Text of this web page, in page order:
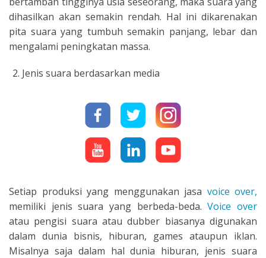
dihasilkan akan semakin rendah. Hal ini dikarenakan
pita suara yang tumbuh semakin panjang, lebar dan
mengalami peningkatan massa.
Jenis suara berdasarkan media
Setiap produksi yang menggunakan jasa voice over,
memiliki jenis suara yang berbeda-beda.Voice over
atau pengisi suara atau dubber biasanya digunakan
dalam dunia bisnis, hiburan, games ataupun iklan.
Misalnya saja dalam hal dunia hiburan, jenis suara